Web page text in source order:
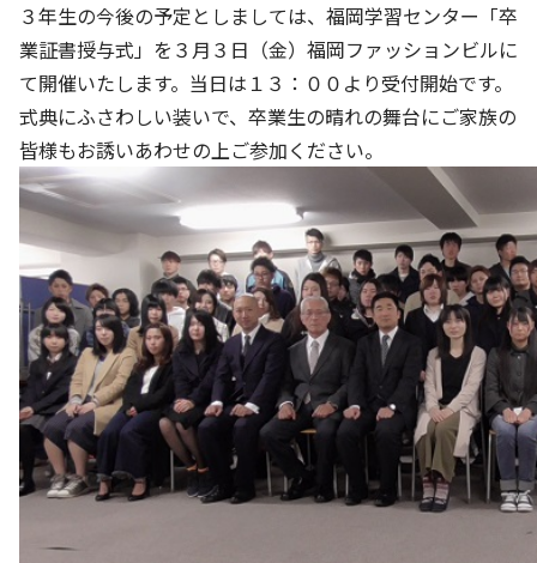
３年生の今後の予定としましては、福岡学習センター「卒
業証書授与式」を３月３日（金）福岡ファッションビルに
て開催いたします。当日は１３：００より受付開始です。
式典にふさわしい装いで、卒業生の晴れの舞台にご家族の
皆様もお誘いあわせの上ご参加ください。